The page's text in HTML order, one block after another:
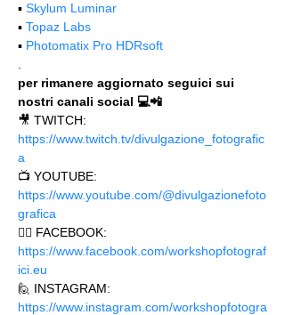
▪️ Skylum Luminar
▪️ Topaz Labs
▪️ Photomatix Pro HDRsoft
per rimanere aggiornato seguici sui
nostri canali social 💻📲
🎥 TWITCH:
https://www.twitch.tv/divulgazione_fotografic
a
📺 YOUTUBE:
https://www.youtube.com/@divulgazionefoto
grafica
🙋‍♂️ FACEBOOK:
https://www.facebook.com/workshopfotograf
ici.eu
🙋 INSTAGRAM:
https://www.instagram.com/workshopfotogra